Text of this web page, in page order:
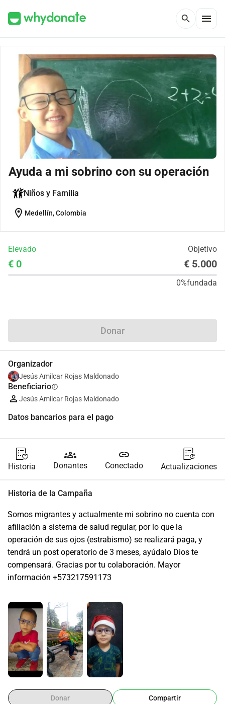
search menu
Ayuda a mi sobrino con su operación
Niños y Familia
location_on Medellín, Colombia
Elevado Objetivo
€ 0 € 5.000
0%fundada
Donar
Organizador
Jesús Amilcar Rojas Maldonado
Beneficiarioinfo
Jesús Amilcar Rojas Maldonado
Datos bancarios para el pago
Historia
groups
Donantes
link
Conectado Actualizaciones
Historia de la Campaña
Somos migrantes y actualmente mi sobrino no cuenta con
afiliación a sistema de salud regular, por lo que la
operación de sus ojos (estrabismo) se realizará paga, y
tendrá un post operatorio de 3 meses, ayúdalo Dios te
compensará. Gracias por tu colaboración. Mayor
información +573217591173
Donar Compartir